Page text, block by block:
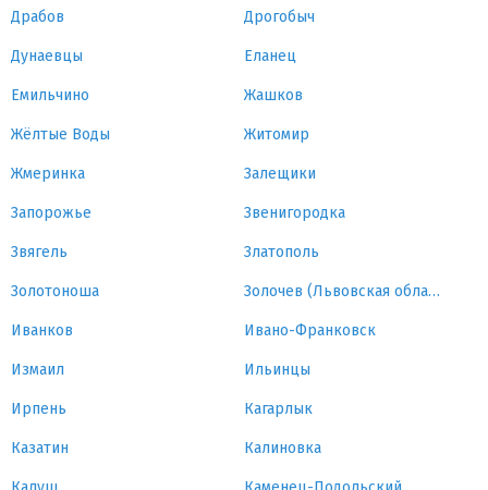
Драбов Дрогобыч
Дунаевцы Еланец
Емильчино Жашков
Жёлтые Воды Житомир
Жмеринка Залещики
Запорожье Звенигородка
Звягель Златополь
Золотоноша Золочев (Львовская область)
Иванков Ивано-Франковск
Измаил Ильинцы
Ирпень Кагарлык
Казатин Калиновка